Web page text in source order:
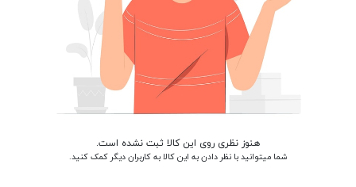
هنوز نظری روی این کالا ثبت نشده است.
شما میتوانید با نظر دادن به این کالا به کاربران دیگر کمک کنید.